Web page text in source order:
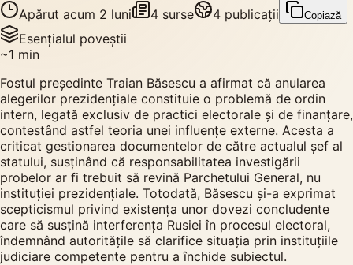
Apărut acum 2 luni 4 surse 4 publicații Copiază
Esențialul poveștii
~1 min
Fostul președinte Traian Băsescu a afirmat că anularea
alegerilor prezidențiale constituie o problemă de ordin
intern, legată exclusiv de practici electorale și de finanțare,
contestând astfel teoria unei influențe externe. Acesta a
criticat gestionarea documentelor de către actualul șef al
statului, susținând că responsabilitatea investigării
probelor ar fi trebuit să revină Parchetului General, nu
instituției prezidențiale. Totodată, Băsescu și-a exprimat
scepticismul privind existența unor dovezi concludente
care să susțină interferența Rusiei în procesul electoral,
îndemnând autoritățile să clarifice situația prin instituțiile
judiciare competente pentru a închide subiectul.